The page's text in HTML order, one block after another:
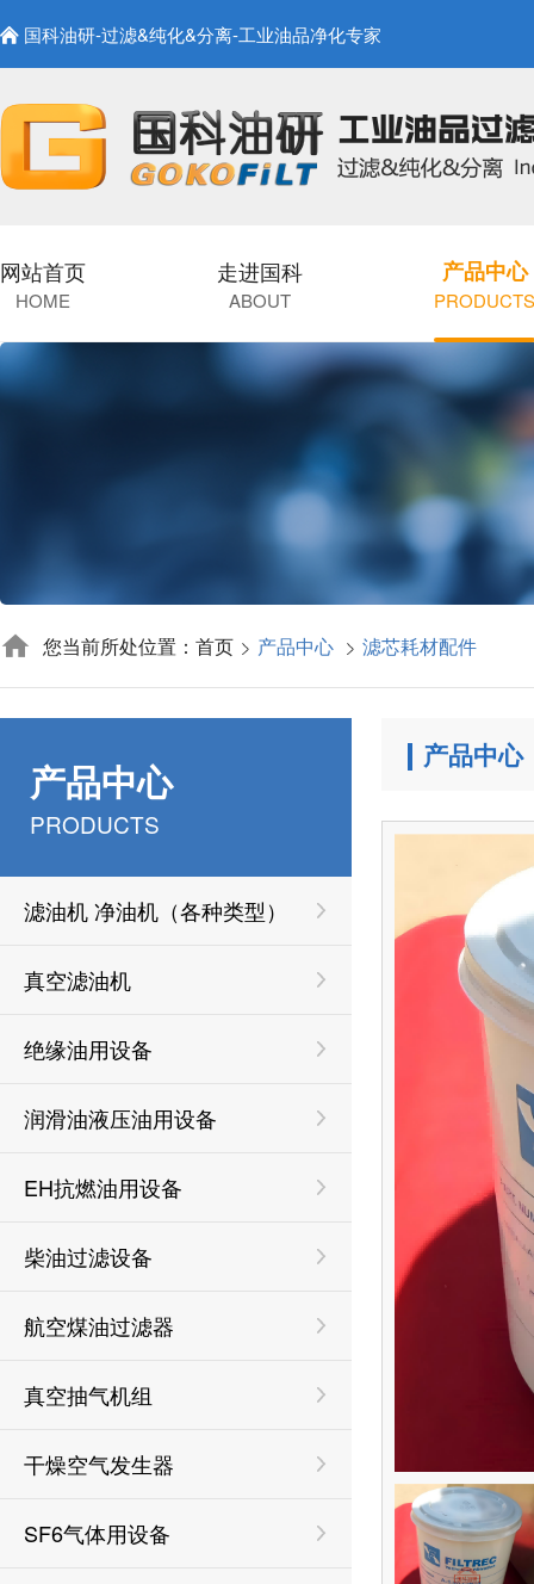
国科油研-过滤&纯化&分离-工业油品净化专家
网站首页
HOME
走进国科
ABOUT
产品中心
PRODUCTS
您当前所处位置：首页 产品中心 滤芯耗材配件
产品中心
PRODUCTS
滤油机 净油机（各种类型）
真空滤油机
绝缘油用设备
润滑油液压油用设备
EH抗燃油用设备
柴油过滤设备
航空煤油过滤器
真空抽气机组
干燥空气发生器
SF6气体用设备
产品中心